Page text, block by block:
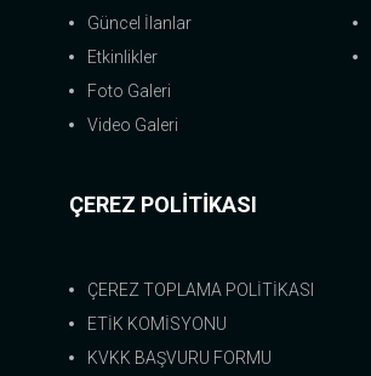
Güncel İlanlar
Etkinlikler
Foto Galeri
Video Galeri
ÇEREZ POLİTİKASI
ÇEREZ TOPLAMA POLİTİKASI
ETİK KOMİSYONU
KVKK BAŞVURU FORMU